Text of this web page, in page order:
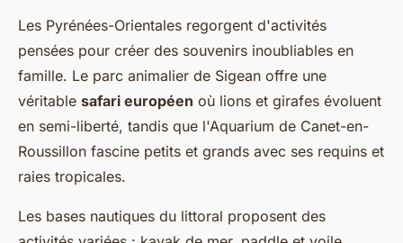
Les Pyrénées-Orientales regorgent d'activités
pensées pour créer des souvenirs inoubliables en
famille. Le parc animalier de Sigean offre une
véritable safari européen où lions et girafes évoluent
en semi-liberté, tandis que l'Aquarium de Canet-en-
Roussillon fascine petits et grands avec ses requins et
raies tropicales.
Les bases nautiques du littoral proposent des